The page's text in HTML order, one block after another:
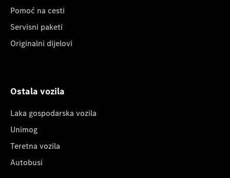
Pomoć na cesti
Servisni paketi
Originalni dijelovi
Ostala vozila
Laka gospodarska vozila
Unimog
Teretna vozila
Autobusi